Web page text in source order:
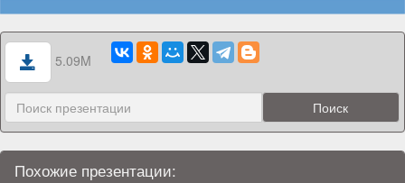
5.09M
Похожие презентации: